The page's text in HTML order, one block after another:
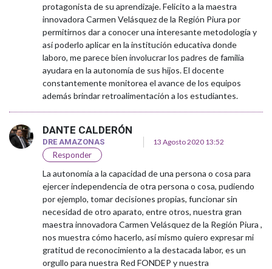
protagonista de su aprendizaje. Felicito a la maestra
innovadora Carmen Velásquez de la Región Piura por
permitirnos dar a conocer una interesante metodología y
así poderlo aplicar en la institución educativa donde
laboro, me parece bien involucrar los padres de familia
ayudara en la autonomía de sus hijos. El docente
constantemente monitorea el avance de los equipos
además brindar retroalimentación a los estudiantes.
DANTE CALDERÓN
DRE AMAZONAS 13 Agosto 2020 13:52
Responder
La autonomía a la capacidad de una persona o cosa para
ejercer independencia de otra persona o cosa, pudiendo
por ejemplo, tomar decisiones propias, funcionar sin
necesidad de otro aparato, entre otros, nuestra gran
maestra innovadora Carmen Velásquez de la Región Piura ,
nos muestra cómo hacerlo, así mismo quiero expresar mi
gratitud de reconocimiento a la destacada labor, es un
orgullo para nuestra Red FONDEP y nuestra